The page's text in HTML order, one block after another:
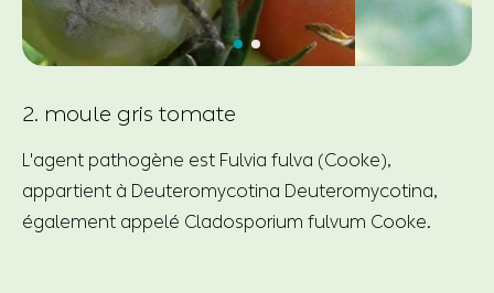
2. moule gris tomate
L'agent pathogène est Fulvia fulva (Cooke),
appartient à Deuteromycotina Deuteromycotina,
également appelé Cladosporium fulvum Cooke.